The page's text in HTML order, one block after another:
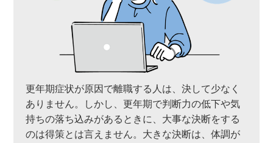
更年期症状が原因で離職する人は、決して少なく
ありません。しかし、更年期で判断力の低下や気
持ちの落ち込みがあるときに、大事な決断をする
のは得策とは言えません。大きな決断は、体調が